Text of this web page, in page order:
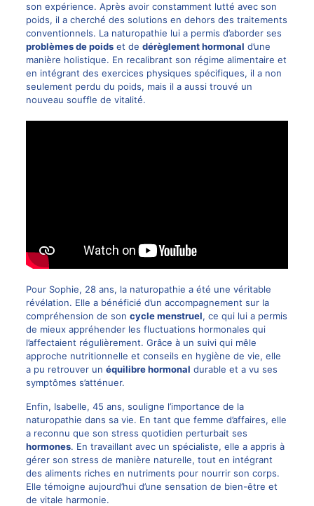
son expérience. Après avoir constamment lutté avec son
poids, il a cherché des solutions en dehors des traitements
conventionnels. La naturopathie lui a permis d’aborder ses
problèmes de poidset de dérèglement hormonal d’une
manière holistique. En recalibrant son régime alimentaire et
en intégrant des exercices physiques spécifiques, il a non
seulement perdu du poids, mais il a aussi trouvé un
nouveau souffle de vitalité.
Pour Sophie, 28 ans, la naturopathie a été une véritable
révélation. Elle a bénéficié d’un accompagnement sur la
compréhension de son cycle menstruel, ce qui lui a permis
de mieux appréhender les fluctuations hormonales qui
l’affectaient régulièrement. Grâce à un suivi qui mêle
approche nutritionnelle et conseils en hygiène de vie, elle
a pu retrouver un équilibre hormonal durable et a vu ses
symptômes s’atténuer.
Enfin, Isabelle, 45 ans, souligne l’importance de la
naturopathie dans sa vie. En tant que femme d’affaires, elle
a reconnu que son stress quotidien perturbait ses
hormones. En travaillant avec un spécialiste, elle a appris à
gérer son stress de manière naturelle, tout en intégrant
des aliments riches en nutriments pour nourrir son corps.
Elle témoigne aujourd’hui d’une sensation de bien-être et
de vitale harmonie.